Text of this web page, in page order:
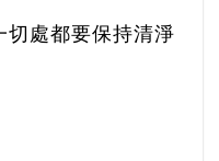
處都要保持清淨